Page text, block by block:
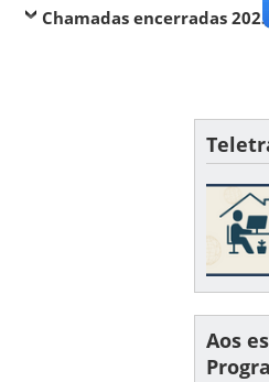
Chamadas encerradas 2025
Aos